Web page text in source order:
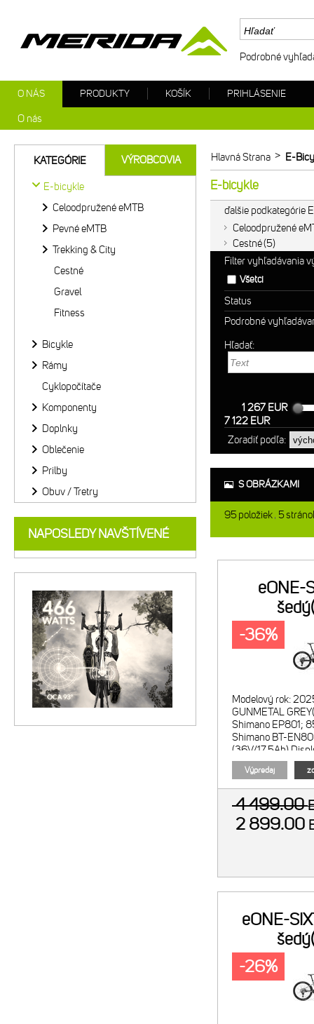
Hlavná Strana > E-
E-bicykle
ďalšie podkategórie
Celoodpružené
Cestné 5
Filter vyhľadávania
Všetci
Status
Podrobné
Hľadať:
1 267 EUR
7 122 EUR
Zoradiť podľa:
S OBRÁZKAMI
95položiek 5
eONE-
Modelový rok:
GUNMETAL
Shimano EP801;
Shimano BT-
(36V/17.5Ah)
EN500 Menič
EN50
Výpredaj
-36%
4 499.00
2 899.00
eONE-
-26%
KATEGÓRIE VÝROBCOVIA
E-bicykle
Celoodpružené eMTB
Pevné eMTB
Trekking & City
Cestné
Gravel
Fitness
Bicykle
Rámy
Cyklopočítače
Komponenty
Doplnky
Oblečenie
Prilby
Obuv / Tretry
NAPOSLEDY NAVŠTÍVENÉ
Podrobné
O NÁS
O nás
PRODUKTY KOŠÍK PRIHLÁSENIE